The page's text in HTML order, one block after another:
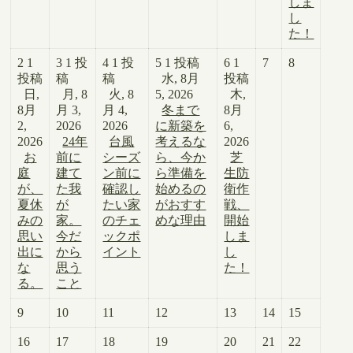
し
た！
2 1
投稿
日,
8月
2,
2026
お
庭
が、
夏休
みの
思い
出に
な
る。
3 1 投
稿
月, 8
月 3,
2026
24年
前に
建て
た我
が
家。
今だ
から
思う
こと
4 1 投
稿
火, 8
月 4,
2026
台風
シーズ
ン前に
確認し
たい家
のチェ
ックポ
イント
5 1 投稿
水, 8月
5, 2026
冬まで
に新築を
考えるな
ら、今か
ら準備を
始めるの
がおすす
めな理由
6 1
投稿
木,
8月
6,
2026
芝
生防
衛作
戦、
開始
しま
し
た！
7 8
9 10 11 12 13 14 15
16 17 18 19 20 21 22